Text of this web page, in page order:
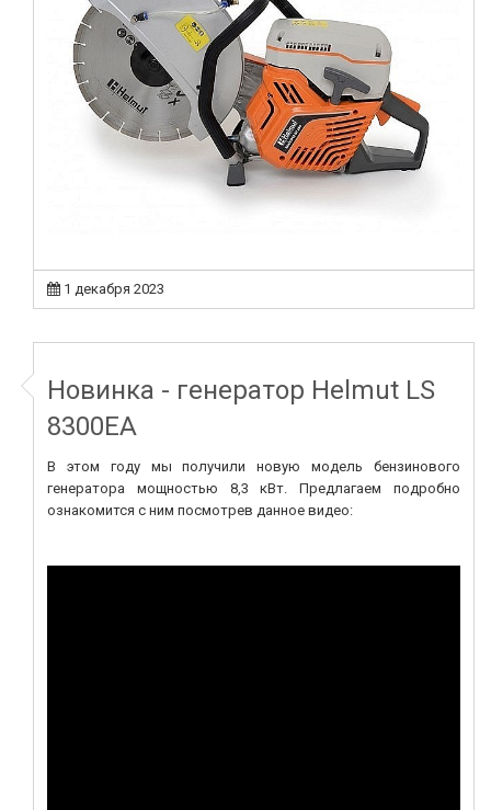
1 декабря 2023
Новинка - генератор Helmut LS
8300EA
В этом году мы получили новую модель бензинового
генератора мощностью 8,3 кВт. Предлагаем подробно
ознакомится с ним посмотрев данное видео: